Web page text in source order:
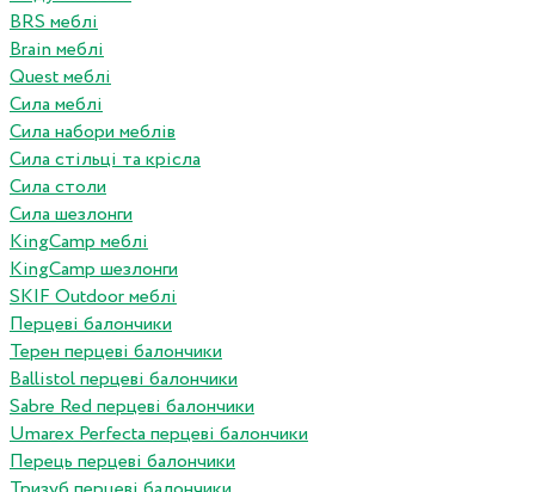
BRS меблі
Brain меблі
Quest меблі
Сила меблі
Сила набори меблів
Сила стільці та крісла
Сила столи
Сила шезлонги
KingCamp меблі
KingCamp шезлонги
SKIF Outdoor меблі
Перцеві балончики
Терен перцеві балончики
Ballistol перцеві балончики
Sabre Red перцеві балончики
Umarex Perfecta перцеві балончики
Перець перцеві балончики